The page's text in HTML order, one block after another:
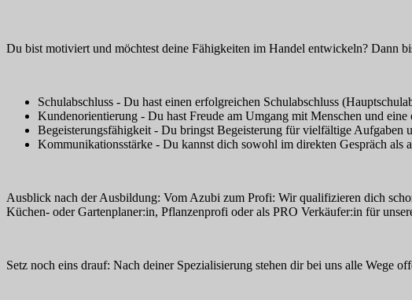
Du bist motiviert und möchtest deine Fähigkeiten im Handel entwickeln? Dann
Schulabschluss - Du hast einen erfolgreichen Schulabschluss
Kundenorientierung - Du hast Freude am Umgang mit Menschen und
Begeisterungsfähigkeit - Du bringst Begeisterung für vielfältige Aufgaben
Kommunikationsstärke - Du kannst dich sowohl im direkten Gespräch
Ausblick nach der Ausbildung: Vom Azubi zum Profi: Wir qualifizieren dich
Küchen- oder Gartenplaner:in, Pflanzenprofi oder als PRO Verkäufer:in für
Setz noch eins drauf: Nach deiner Spezialisierung stehen dir bei uns alle Wege